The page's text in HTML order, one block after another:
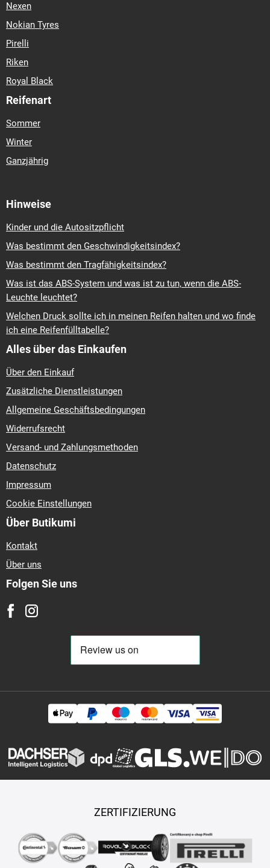
Nexen
Nokian Tyres
Pirelli
Riken
Royal Black
Reifenart
Sommer
Winter
Ganzjährig
Hinweise
Kinder und die Autositzpflicht
Was bestimmt den Geschwindigkeitsindex?
Was bestimmt den Tragfähigkeitsindex?
Was ist das ABS-System und was ist zu tun, wenn die ABS-
Leuchte leuchtet?
Welchen Druck sollte ich in meinen Reifen halten und wo finde
ich eine Reifenfülltabelle?
Alles über das Einkaufen
Über den Einkauf
Zusätzliche Dienstleistungen
Allgemeine Geschäftsbedingungen
Widerrufsrecht
Versand- und Zahlungsmethoden
Datenschutz
Impressum
Cookie Einstellungen
Über Butikumi
Kontakt
Über uns
Folgen Sie uns
ZERTIFIZIERUNG